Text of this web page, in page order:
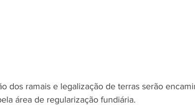
dos ramais e legalização de terras serão
área de regularização fundiária.